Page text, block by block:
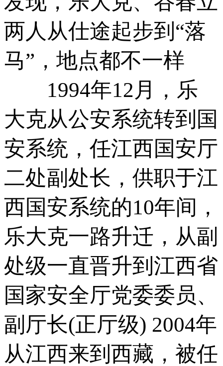
两人从仕途起步到“落
马”，地点都不一样
1994年12月，乐
大克从公安系统转到国
安系统，任江西国安厅
二处副处长，供职于江
西国安系统的10年间，
乐大克一路升迁，从副
处级一直晋升到江西省
国家安全厅党委委员、
副厅长(正厅级) 2004年
从江西来到西藏，被任